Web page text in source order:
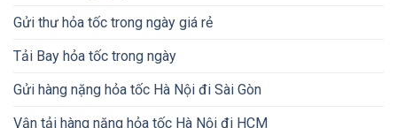
Gửi thư hỏa tốc trong ngày giá rẻ
Tải Bay hỏa tốc trong ngày
Gửi hàng nặng hỏa tốc Hà Nội đi Sài Gòn
Vận tải hàng nặng hỏa tốc Hà Nội đi HCM